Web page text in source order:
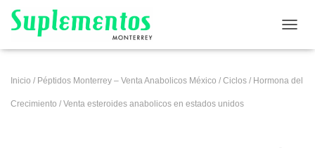
Inicio / Péptidos Monterrey – Venta Anabolicos México / Ciclos / Hormona del
Crecimiento / Venta esteroides anabolicos en estados unidos